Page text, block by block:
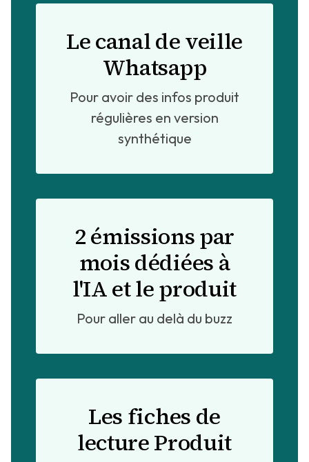
Le canal de veille
Whatsapp
Pour avoir des infos produit
régulières en version
synthétique
2 émissions par
mois dédiées à
l'IA et le produit
Pour aller au delà du buzz
Les fiches de
lecture Produit